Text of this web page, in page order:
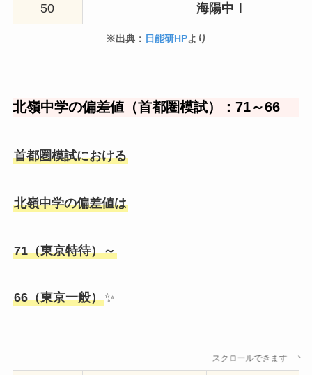
50 海陽中Ⅰ
※出典： 日能研HPより
北嶺中学の偏差値（首都圏模試）：71～66
首都圏模試における
北嶺中学の偏差値は
71（東京特待）～
66（東京一般）✨
スクロールできます